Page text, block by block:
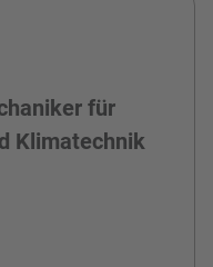
für
Klimatechnik